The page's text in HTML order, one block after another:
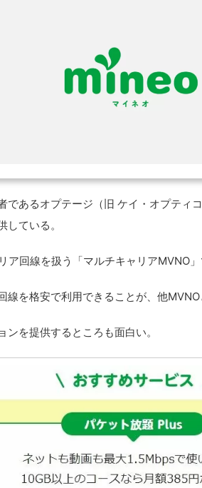
であるオプテージ（旧 ケイ・オプティ
ている。
ア回線を扱う「マルチキャリアMVNO」
線を格安で利用できることが、他
を提供するところも面白い。